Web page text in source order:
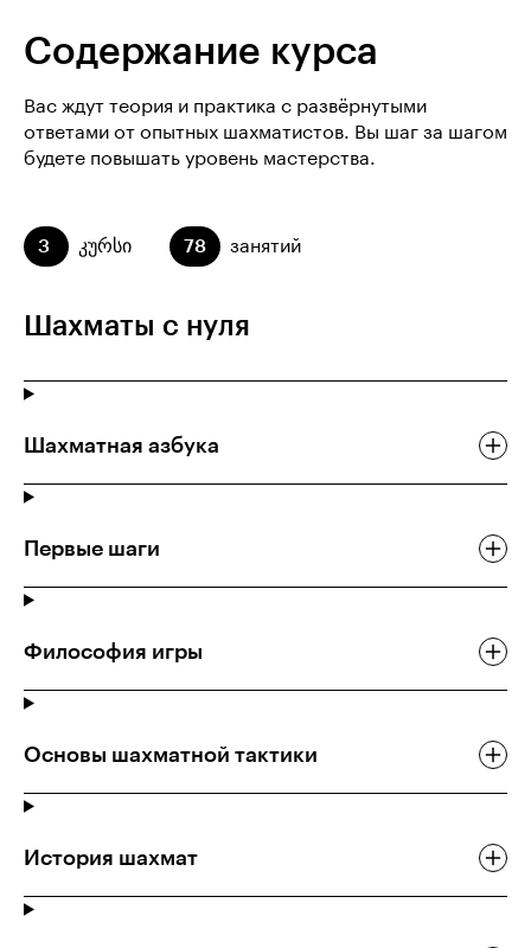
Содержание курса
Вас ждут теория и практика с развёрнутыми
ответами от опытных шахматистов. Вы шаг за шагом
будете повышать уровень мастерства.
3 კურსი 78 занятий
Шахматы с нуля
Шахматная азбука
Первые шаги
Философия игры
Основы шахматной тактики
История шахмат